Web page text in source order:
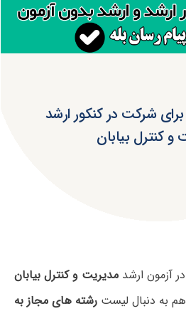
شرکت در کنکور ارشد
و کنترل بیابان
آزمون ارشدمدیریت و کنترل بیابان
به دنبال لیسترشته های مجاز به